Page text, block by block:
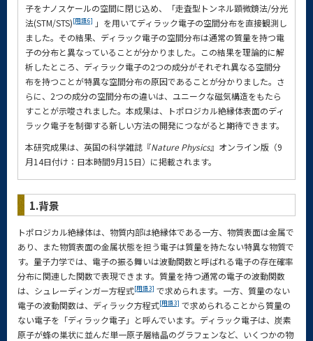
子をナノスケールの空間に閉じ込め、「走査型トンネル顕微鏡法/分光
法(STM/STS)[用語6] 」を用いてディラック電子の空間分布を直接観測し
ました。その結果、ディラック電子の空間分布は通常の質量を持つ電
子の分布と異なっていることが分かりました。この結果を理論的に解
析したところ、ディラック電子の2つの成分がそれぞれ異なる空間分
布を持つことが特異な空間分布の原因であることが分かりました。さ
らに、2つの成分の空間分布の違いは、ユニークな磁気構造をもたら
すことが示唆されました。本成果は、トポロジカル絶縁体表面のディ
ラック電子を制御する新しい方法の開発につながると期待できます。
本研究成果は、英国の科学雑誌『Nature Physics』オンライン版（9
月14日付け：日本時間9月15日）に掲載されます。
1.背景
トポロジカル絶縁体は、物質内部は絶縁体である一方、物質表面は金属で
あり、また物質表面の金属状態を担う電子は質量を持たない特異な物質で
す。量子力学では、電子の振る舞いは波動関数と呼ばれる電子の存在確率
分布に関連した関数で表現できます。質量を持つ通常の電子の波動関数
は、シュレーディンガー方程式[用語3] で求められます。一方、質量のない
電子の波動関数は、ディラック方程式[用語3] で求められることから質量の
ない電子を「ディラック電子」と呼んでいます。ディラック電子は、炭素
原子が蜂の巣状に並んだ単一原子層結晶のグラフェンなど、いくつかの物